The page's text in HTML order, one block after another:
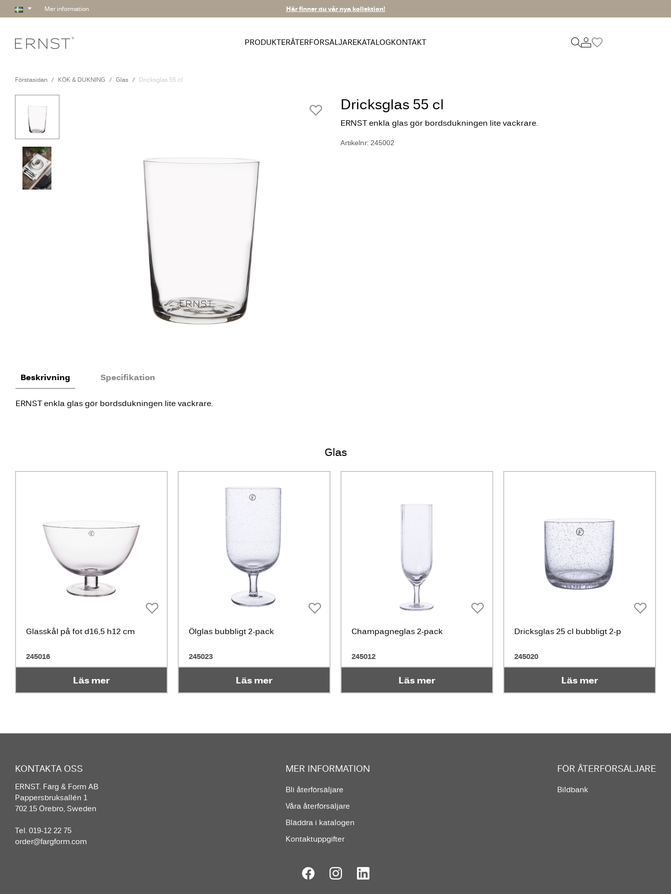
Mer information Här finner du vår nya kollektion!
PRODUKTERÅTERFÖRSÄLJAREKATALOGKONTAKT
Förstasidan KÖK & DUKNING Glas Dricksglas 55 cl
Dricksglas 55 cl
ERNST enkla glas gör bordsdukningen lite vackrare.
Artikelnr: 245002
Beskrivning Specifikation
ERNST enkla glas gör bordsdukningen lite vackrare.
Glas
Glasskål på fot d16,5 h12 cm
245016
Läs mer
Ölglas bubbligt 2-pack
245023
Läs mer
Champagneglas 2-pack
245012
Läs mer
Dricksglas 25 cl bubbligt 2-p
245020
Läs mer
KONTAKTA OSS
ERNST. Färg & Form AB
Pappersbruksallén 1
702 15 Örebro, Sweden
Tel. 019-12 22 75
order@fargform.com
MER INFORMATION
Bli återförsäljare
Våra återförsäljare
Bläddra i katalogen
Kontaktuppgifter
FÖR ÅTERFÖRSÄLJARE
Bildbank